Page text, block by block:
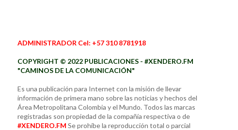
ADMINISTRADOR Cel: +57 310 8781918
COPYRIGHT © 2022 PUBLICACIONES - #XENDERO.FM
"CAMINOS DE LA COMUNICACIÓN"
Es una publicación para Internet con la misión de llevar
información de primera mano sobre las noticias y hechos del
Área Metropolitana Colombia y el Mundo. Todos las marcas
registradas son propiedad de la compañía respectiva o de
#XENDERO.FM Se prohíbe la reproducción total o parcial